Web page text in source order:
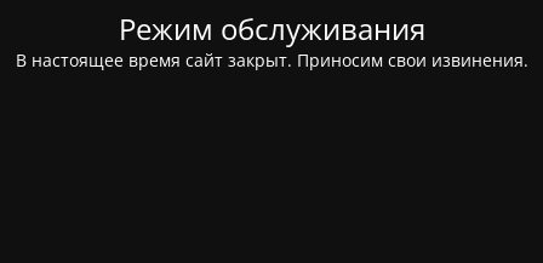
Режим обслуживания
В настоящее время сайт закрыт. Приносим свои извинения.